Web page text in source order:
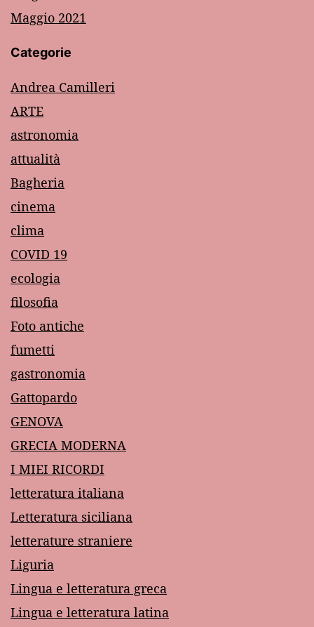
Maggio 2021
Categorie
Andrea Camilleri
ARTE
astronomia
attualità
Bagheria
cinema
clima
COVID 19
ecologia
filosofia
Foto antiche
fumetti
gastronomia
Gattopardo
GENOVA
GRECIA MODERNA
I MIEI RICORDI
letteratura italiana
Letteratura siciliana
letterature straniere
Liguria
Lingua e letteratura greca
Lingua e letteratura latina